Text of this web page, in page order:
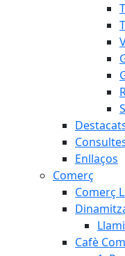
Enllaços
Comerç
Comerç
Cafè